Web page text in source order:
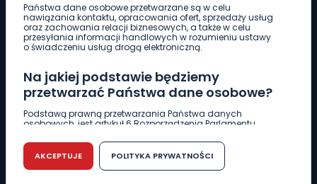
Państwa dane osobowe przetwarzane są w celu
nawiązania kontaktu, opracowania ofert, sprzedaży usług
oraz zachowania relacji biznesowych, a także w celu
przesyłania informacji handlowych w rozumieniu ustawy
o świadczeniu usług drogą elektroniczną.
Na jakiej podstawie będziemy
przetwarzać Państwa dane osobowe?
Podstawą prawną przetwarzania Państwa danych
osobowych, jest artykuł 6 Rozporządzenia Parlamentu
r. w sprawie ochrony osób fizycznych w związku z
przetwarzaniem danych osobowych w sprawie
swobodnego przepływu takich danych oraz uchylenia
dyrektywy 95/46/WE (RODO).
AKCEPTUJE POLITYKA PRYWATNOŚCI
REDAKCJA
62 735 22 22redakcja@wlkp24.info
DZIAŁ REKLAMY
62 735 01 85 reklama@wlkp24.info
WIADOMOŚCI
CIEKAWOSTKI